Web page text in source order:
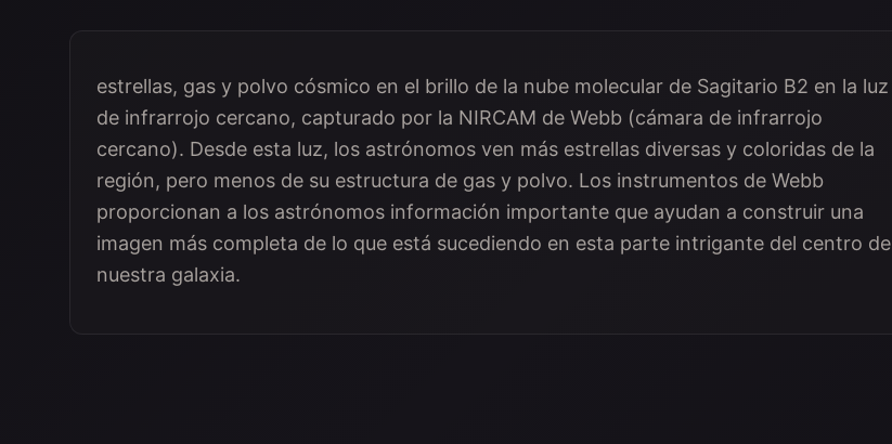
estrellas, gas y polvo cósmico en el brillo de la nube molecular de Sagitario B2 en la luz
de infrarrojo cercano, capturado por la NIRCAM de Webb (cámara de infrarrojo
cercano). Desde esta luz, los astrónomos ven más estrellas diversas y coloridas de la
región, pero menos de su estructura de gas y polvo. Los instrumentos de Webb
proporcionan a los astrónomos información importante que ayudan a construir una
imagen más completa de lo que está sucediendo en esta parte intrigante del centro de
nuestra galaxia.